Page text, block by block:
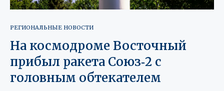
РЕГИОНАЛЬНЫЕ НОВОСТИ
На космодроме Восточный
прибыл ракета Союз‑2 с
головным обтекателем